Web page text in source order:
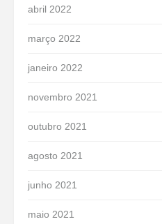
abril 2022
março 2022
janeiro 2022
novembro 2021
outubro 2021
agosto 2021
junho 2021
maio 2021